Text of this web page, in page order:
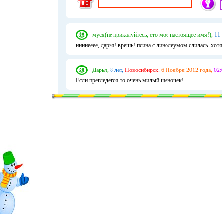
муся(не прикалуйтесь, ето мое настоящее имя!), 11
ннннееее, дарья! врешь! псина с линолеумом слилась.
Дарья, 8 лет, Новосибирск. 6 Ноября 2012 года,
Если прегледется то очень милый щеночек!